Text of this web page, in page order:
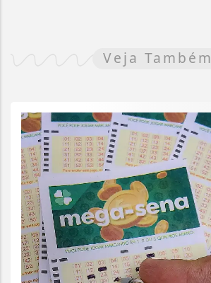
Veja Também